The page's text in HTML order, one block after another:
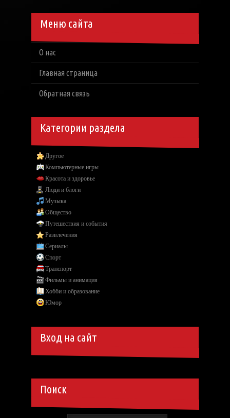
Меню сайта
О нас
Главная страница
Обратная связь
Категории раздела
Другое
Компьютерные игры
Красота и здоровье
Люди и блоги
Музыка
Общество
Путешествия и события
Развлечения
Сериалы
Спорт
Транспорт
Фильмы и анимация
Хобби и образование
Юмор
Вход на сайт
Поиск